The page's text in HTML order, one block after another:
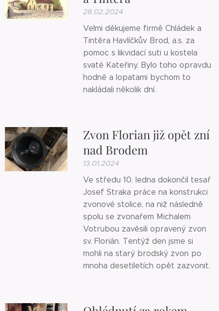
28.02.2024
Velmi děkujeme firmě Chládek a
Tintěra Havlíčkův Brod, a.s. za
pomoc s likvidací suti u kostela
svaté Kateřiny. Bylo toho opravdu
hodně a lopatami bychom to
nakládali několik dní.
Zvon Florian již opět zní
nad Brodem
13.01.2024
Ve středu 10. ledna dokončil tesař
Josef Straka práce na konstrukci
zvonové stolice, na niž následně
spolu se zvonařem Michalem
Votrubou zavěsili opravený zvon
sv. Florián. Tentýž den jsme si
mohli na starý brodský zvon po
mnoha desetiletích opět zazvonit.